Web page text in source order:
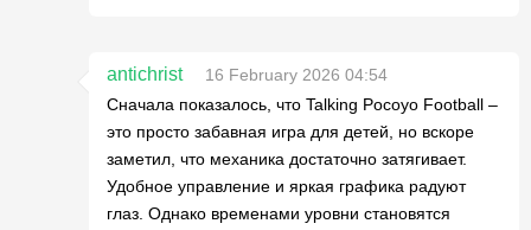
antichrist
16 February 2026 04:54
Сначала показалось, что Talking Pocoyo Football –
это просто забавная игра для детей, но вскоре
заметил, что механика достаточно затягивает.
Удобное управление и яркая графика радуют
глаз. Однако временами уровни становятся